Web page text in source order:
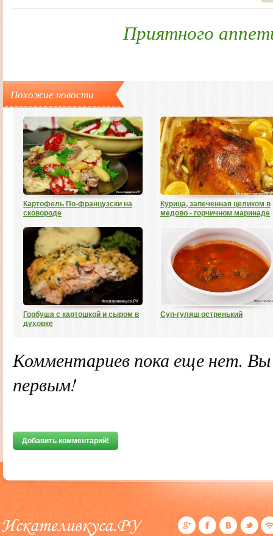
Приятного
Похожие новости
Картофель По-французски на
сковороде
Курица, запеченная целиком в
медово - горчичном маринаде
Горбуша с картошкой и сыром в
духовке
Суп-гуляш остренький
Комментариев пока еще нет.
первым!
Добавить комментарий!